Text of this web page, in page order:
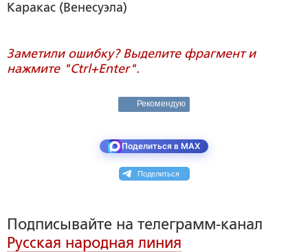
Каракас (Венесуэла)
Заметили ошибку? Выделите фрагмент и
нажмите "Ctrl+Enter".
Рекомендую
Поделиться в MAX
Поделиться
Подписывайте на телеграмм-канал
Русская народная линия